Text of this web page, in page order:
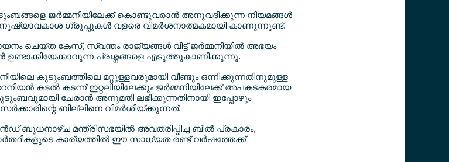
ജര്‍മ്മനിയിലേക്ക് കൊണ്ടുവരാന്‍ അനുവദിക്കുന്ന നിയമങ്ങള്‍
മനുഷ്യാവകാശ ഗ്രൂപ്പുകള്‍ വളരെ വിമര്‍ശനാത്മകമായി കാണുന്നുണ്ട്.
ചെയ്ത കേസ്, സ്വന്തം രാജ്യങ്ങള്‍ വിട്ട് ജര്‍മ്മനിയില്‍ അഭയം
പ്രശ്നങ്ങളെ എടുത്തുകാണിക്കുന്നു.
കുടുംബത്തിലെ മറ്റുള്ളവരുമായി വീണ്ടും ഒന്നിക്കുന്നതിനുമുള്ള
കടല്‍ കടന്ന് ഇറ്റലിയിലേക്കും ജര്‍മ്മനിയിലേക്ക് അപകടകരമായ
ചേരാന്‍ അനുമതി ലഭിക്കുന്നതിനായി ഇപ്പോഴും
ബില്ലിനെ വിമര്‍ശിയ്ക്കുന്നത്.
ബുധനാഴ്ച മന്ത്രിസഭയില്‍ അവതരിപ്പിച്ച ബില്‍ പ്രകാരം,
കാര്യത്തില്‍ ഈ സാധ്യത രണ്ട് വര്‍ഷത്തേക്ക്